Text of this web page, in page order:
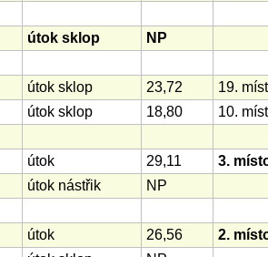
útok sklop NP
útok sklop 23,72
19.
útok sklop 18,80 10.
útok 29,11
3.
útok nástřik NP
útok 26,56
2.